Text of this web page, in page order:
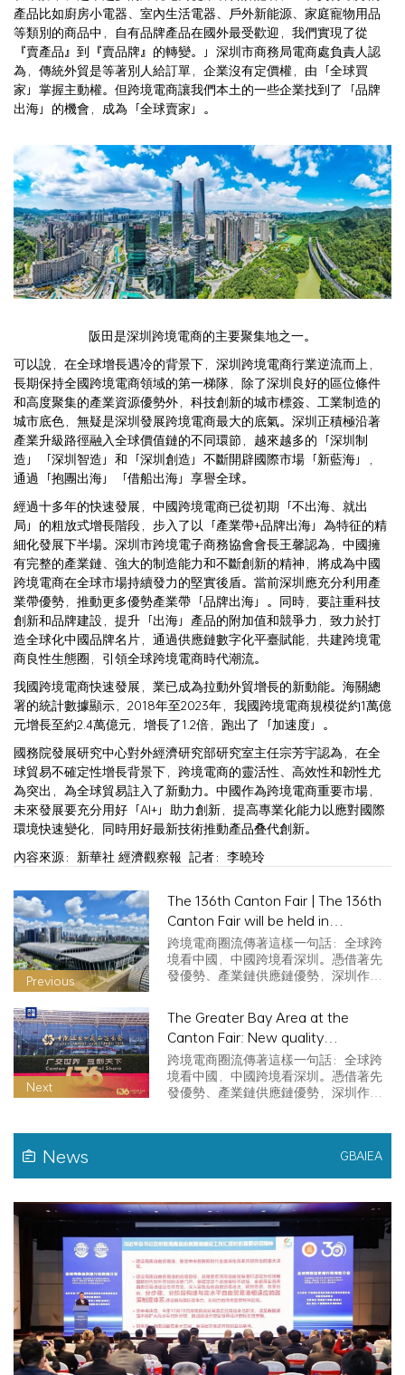
產品比如廚房小電器、室內生活電器、戶外新能源、家庭寵物用品
等類別的商品中，自有品牌產品在國外最受歡迎，我們實現了從
『賣產品』到『賣品牌』的轉變。」深圳市商務局電商處負責人認
為，傳統外貿是等著別人給訂單，企業沒有定價權，由「全球買
家」掌握主動權。但跨境電商讓我們本土的一些企業找到了「品牌
出海」的機會，成為「全球賣家」。
阪田是深圳跨境電商的主要聚集地之一。
可以說，在全球增長遇冷的背景下，深圳跨境電商行業逆流而上，
長期保持全國跨境電商領域的第一梯隊，除了深圳良好的區位條件
和高度聚集的產業資源優勢外，科技創新的城市標簽、工業制造的
城市底色，無疑是深圳發展跨境電商最大的底氣。深圳正積極沿著
產業升級路徑融入全球價值鏈的不同環節，越來越多的「深圳制
造」「深圳智造」和「深圳創造」不斷開辟國際市場「新藍海」，
通過「抱團出海」「借船出海」享譽全球。
經過十多年的快速發展，中國跨境電商已從初期「不出海、就出
局」的粗放式增長階段，步入了以「產業帶+品牌出海」為特征的精
細化發展下半場。深圳市跨境電子商務協會會長王馨認為，中國擁
有完整的產業鏈、強大的制造能力和不斷創新的精神，將成為中國
跨境電商在全球市場持續發力的堅實後盾。當前深圳應充分利用產
業帶優勢，推動更多優勢產業帶「品牌出海」。同時，要註重科技
創新和品牌建設，提升「出海」產品的附加值和競爭力，致力於打
造全球化中國品牌名片，通過供應鏈數字化平臺賦能，共建跨境電
商良性生態圈，引領全球跨境電商時代潮流。
我國跨境電商快速發展，業已成為拉動外貿增長的新動能。海關總
署的統計數據顯示，2018年至2023年，我國跨境電商規模從約1萬億
元增長至約2.4萬億元，增長了1.2倍，跑出了「加速度」。
國務院發展研究中心對外經濟研究部研究室主任宗芳宇認為，在全
球貿易不確定性增長背景下，跨境電商的靈活性、高效性和韌性尤
為突出，為全球貿易註入了新動力。中國作為跨境電商重要市場，
未來發展要充分用好「AI+」助力創新，提高專業化能力以應對國際
環境快速變化，同時用好最新技術推動產品叠代創新。
內容來源：新華社 經濟觀察報 記者：李曉玲
Previous
The 136th Canton Fair | The 136th
Canton Fair will be held in
Guangzhou. Overseas buyers are
expected to maintain steady
volume and improve quality
跨境電商圈流傳著這樣一句話：全球跨
境看中國，中國跨境看深圳。憑借著先
發優勢、產業鏈供應鏈優勢，深圳作為
Next
The Greater Bay Area at the
Canton Fair: New quality
productivity stimulates new
momentum for foreign trade
跨境電商圈流傳著這樣一句話：全球跨
境看中國，中國跨境看深圳。憑借著先
發優勢、產業鏈供應鏈優勢，深圳作為
News GBAIEA